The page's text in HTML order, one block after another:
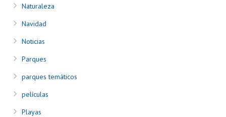
Naturaleza
Navidad
Noticias
Parques
parques temáticos
películas
Playas